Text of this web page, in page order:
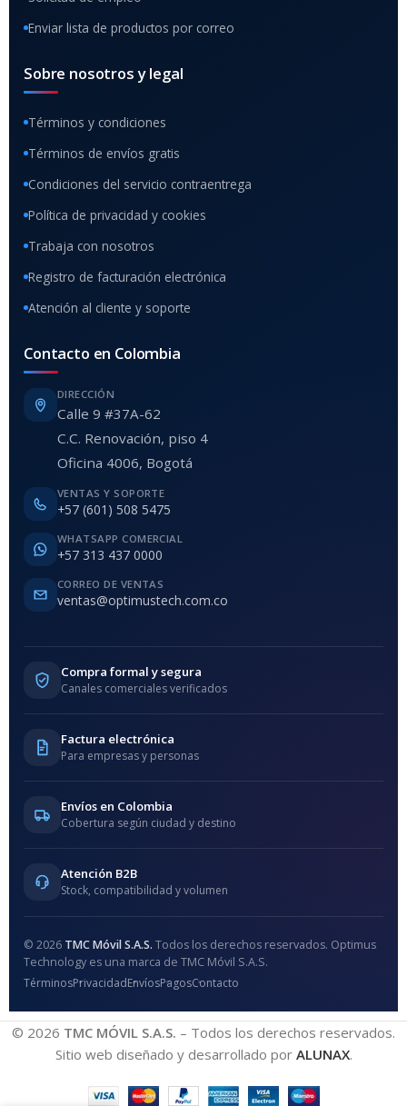
Enviar lista de productos por correo
Sobre nosotros y legal
Términos y condiciones
Términos de envíos gratis
Condiciones del servicio contraentrega
Política de privacidad y cookies
Trabaja con nosotros
Registro de facturación electrónica
Atención al cliente y soporte
Contacto en Colombia
DIRECCIÓN
Calle 9 #37A-62
C.C. Renovación, piso 4
Oficina 4006, Bogotá
VENTAS Y SOPORTE
+57 (601) 508 5475
WHATSAPP COMERCIAL
+57 313 437 0000
CORREO DE VENTAS
ventas@optimustech.com.co
Compra formal y segura
Canales comerciales verificados
Factura electrónica
Para empresas y personas
Envíos en Colombia
Cobertura según ciudad y destino
Atención B2B
Stock, compatibilidad y volumen
© 2026 TMC Móvil S.A.S. Todos los derechos reservados. Optimus
Technology es una marca de TMC Móvil S.A.S.
TérminosPrivacidadEnvíosPagosContacto
© 2026 TMC MÓVIL S.A.S. – Todos los derechos reservados.
Sitio web diseñado y desarrollado por ALUNAX.